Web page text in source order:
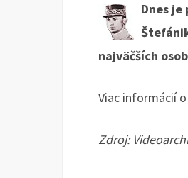
Dnes
najväčších
Viac informácií
Zdroj: